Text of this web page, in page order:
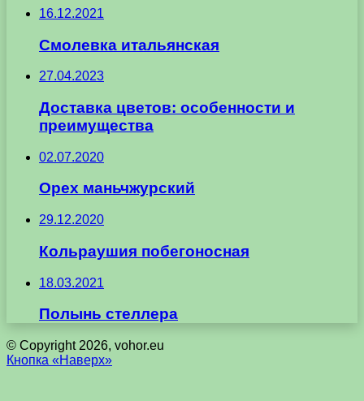
16.12.2021
Смолевка итальянская
27.04.2023
Доставка цветов: особенности и
преимущества
02.07.2020
Орех маньчжурский
29.12.2020
Кольраушия побегоносная
18.03.2021
Полынь стеллера
© Copyright 2026, vohor.eu
Кнопка «Наверх»